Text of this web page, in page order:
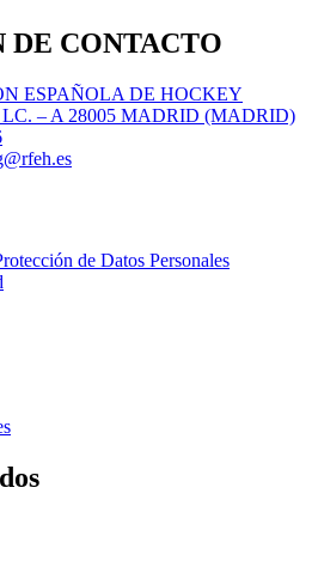
CONTACTO
ESPAÑOLA DE HOCKEY
– A 28005 MADRID (MADRID)
de Datos Personales